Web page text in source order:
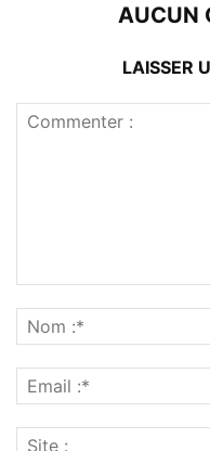
AUCUN
LAISSER